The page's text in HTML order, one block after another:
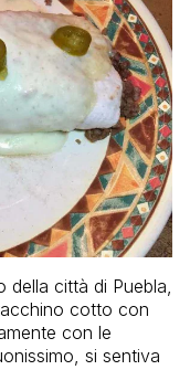
città di Puebla,
cotto con
con le
si sentiva